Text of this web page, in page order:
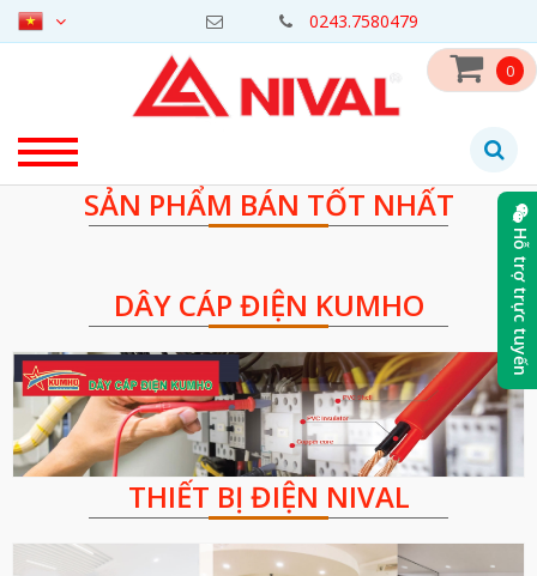
0243.7580479
0
SẢN PHẨM BÁN TỐT NHẤT
DÂY CÁP ĐIỆN KUMHO
THIẾT BỊ ĐIỆN NIVAL
Hỗ trợ trực tuyến